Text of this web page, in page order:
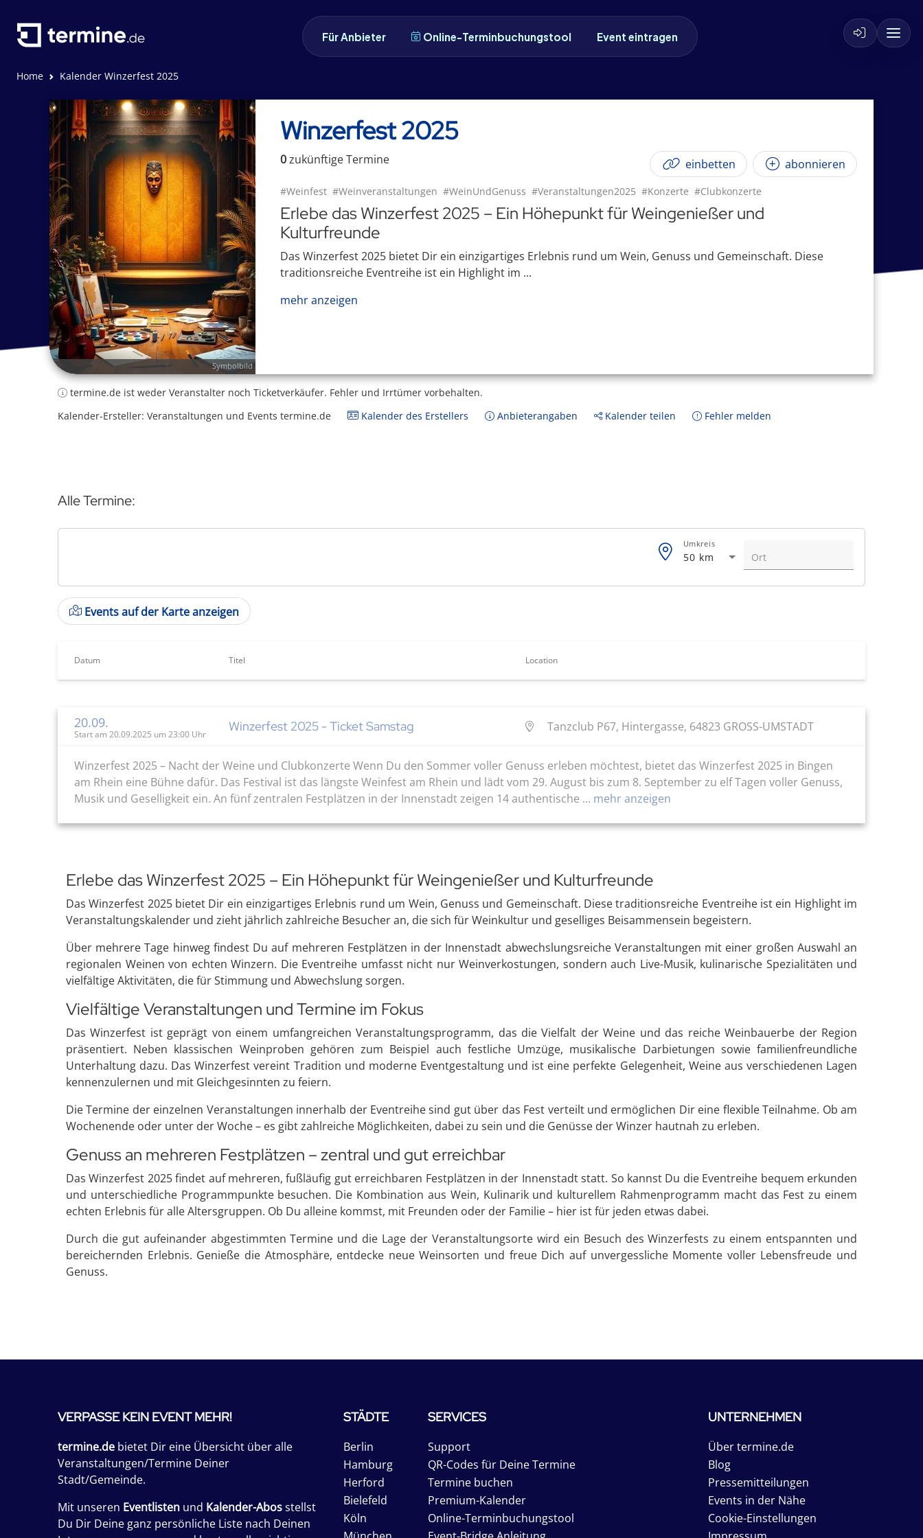
Für Anbieter Online-Terminbuchungstool Event eintragen
Home Kalender Winzerfest 2025
Symbolbild
Winzerfest 2025
0zukünftigeTermine einbetten abonnieren
#Weinfest #Weinveranstaltungen #WeinUndGenuss #Veranstaltungen2025 #Konzerte #Clubkonzerte
Erlebe das Winzerfest 2025 – Ein Höhepunkt für Weingenießer und
Kulturfreunde
Das Winzerfest 2025 bietet Dir ein einzigartiges Erlebnis rund um Wein, Genuss und Gemeinschaft. Diese
traditionsreiche Eventreihe ist ein Highlight im ...
mehr anzeigen
termine.de ist weder Veranstalter noch Ticketverkäufer. Fehler und Irrtümer vorbehalten.
Kalender-Ersteller: Veranstaltungen und Events termine.de
Kalender des Erstellers Anbieterangaben Kalender teilen Fehler melden
Alle Termine:
50 km
Umkreis
Events auf der Karte anzeigen
Datum Titel Location
20.09.
Start am 20.09.2025 um 23:00 Uhr
Winzerfest 2025 - Ticket Samstag Tanzclub P67, Hintergasse, 64823 GROSS-UMSTADT
Winzerfest 2025 – Nacht der Weine und Clubkonzerte Wenn Du den Sommer voller Genuss erleben möchtest, bietet das Winzerfest 2025 in Bingen
am Rhein eine Bühne dafür. Das Festival ist das längste Weinfest am Rhein und lädt vom 29. August bis zum 8. September zu elf Tagen voller Genuss,
Musik und Geselligkeit ein. An fünf zentralen Festplätzen in der Innenstadt zeigen 14 authentische ... mehr anzeigen
Erlebe das Winzerfest 2025 – Ein Höhepunkt für Weingenießer und Kulturfreunde
Das Winzerfest 2025 bietet Dir ein einzigartiges Erlebnis rund um Wein, Genuss und Gemeinschaft. Diese traditionsreiche Eventreihe ist ein Highlight im
Veranstaltungskalender und zieht jährlich zahlreiche Besucher an, die sich für Weinkultur und geselliges Beisammensein begeistern.
Über mehrere Tage hinweg findest Du auf mehreren Festplätzen in der Innenstadt abwechslungsreiche Veranstaltungen mit einer großen Auswahl an
regionalen Weinen von echten Winzern. Die Eventreihe umfasst nicht nur Weinverkostungen, sondern auch Live-Musik, kulinarische Spezialitäten und
vielfältige Aktivitäten, die für Stimmung und Abwechslung sorgen.
Vielfältige Veranstaltungen und Termine im Fokus
Das Winzerfest ist geprägt von einem umfangreichen Veranstaltungsprogramm, das die Vielfalt der Weine und das reiche Weinbauerbe der Region
präsentiert. Neben klassischen Weinproben gehören zum Beispiel auch festliche Umzüge, musikalische Darbietungen sowie familienfreundliche
Unterhaltung dazu. Das Winzerfest vereint Tradition und moderne Eventgestaltung und ist eine perfekte Gelegenheit, Weine aus verschiedenen Lagen
kennenzulernen und mit Gleichgesinnten zu feiern.
Die Termine der einzelnen Veranstaltungen innerhalb der Eventreihe sind gut über das Fest verteilt und ermöglichen Dir eine flexible Teilnahme. Ob am
Wochenende oder unter der Woche – es gibt zahlreiche Möglichkeiten, dabei zu sein und die Genüsse der Winzer hautnah zu erleben.
Genuss an mehreren Festplätzen – zentral und gut erreichbar
Das Winzerfest 2025 findet auf mehreren, fußläufig gut erreichbaren Festplätzen in der Innenstadt statt. So kannst Du die Eventreihe bequem erkunden
und unterschiedliche Programmpunkte besuchen. Die Kombination aus Wein, Kulinarik und kulturellem Rahmenprogramm macht das Fest zu einem
echten Erlebnis für alle Altersgruppen. Ob Du alleine kommst, mit Freunden oder der Familie – hier ist für jeden etwas dabei.
Durch die gut aufeinander abgestimmten Termine und die Lage der Veranstaltungsorte wird ein Besuch des Winzerfests zu einem entspannten und
bereichernden Erlebnis. Genieße die Atmosphäre, entdecke neue Weinsorten und freue Dich auf unvergessliche Momente voller Lebensfreude und
Genuss.
VERPASSE KEIN EVENT MEHR!
termine.de bietet Dir eine Übersicht über alle
Veranstaltungen/Termine Deiner
Stadt/Gemeinde.
Mit unseren Eventlisten und Kalender-Abosstellst
Du Dir Deine ganz persönliche Liste nach Deinen
STÄDTE
Berlin
Hamburg
Herford
Bielefeld
Köln
SERVICES
Support
QR-Codes für Deine Termine
Termine buchen
Premium-Kalender
Online-Terminbuchungstool
UNTERNEHMEN
Über termine.de
Blog
Pressemitteilungen
Events in der Nähe
Cookie-Einstellungen